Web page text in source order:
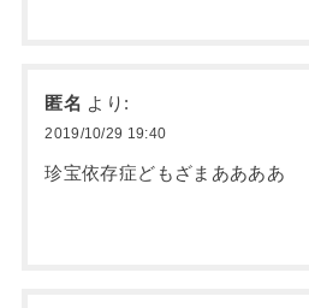
匿名 より:
2019/10/29 19:40
珍宝依存症どもざまああああ